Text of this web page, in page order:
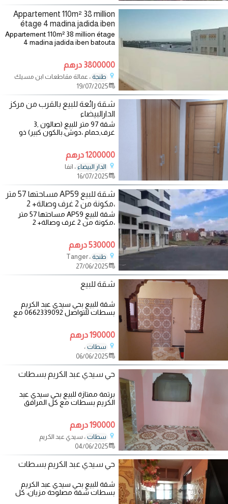
Appartement 110m² 38 million
étage 4 madina jadida iben
batouta t
Appartement 110m² 38 million étage
4 madina jadida iben batouta
3800000 درهم
طنجة ، عمالة مقاطعات ابن مسيك
19/07/2025
شقة رائعة للبيع بالقرب من مركز
الدارالبيضاء
شقة 97 متر للبيع (صالون ,3
غرف,حمام ،دوش.بالكون كبير) ذو
1200000 درهم
الدار البيضاء ، انفا
16/07/2025
شقة للبيع AP59 مساحتها 57 متر
،مكونة من 2 غرف وصالة+ 2
حمامين+مطب
شقة للبيع AP59 مساحتها 57 متر
،مكونة من 2 غرف وصالة+ 2
530000 درهم
طنجة ، Tanger
27/06/2025
شقة للبيع
شقة للبيع بحي سيدي عبد الكريم
بسطات للتواصل 0662339092 مع
190000 درهم
سطات ،
06/06/2025
حي سيدي عبد الكريم بسطات
برتمة ممتازة للبيع بحي سيدي عبد
الكريم بسطات مع كل المرافق
190000 درهم
سطات ، سيدي عبد الكريم
04/06/2025
حي سيدي عبد الكريم بسطات
شقة للبيع بحي سيدي عبد الكريم
بسطات شقة مصلوحة مزيان، كل